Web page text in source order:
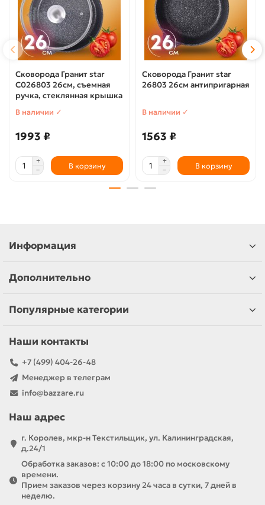
Сковорода Гранит star
С026803 26см, съемная
ручка, стеклянная крышка
В наличии ✓
1993 ₽
В корзину
Сковорода Гранит star
26803 26см антипригарная
В наличии ✓
1563 ₽
В корзину
Информация
Дополнительно
Популярные категории
Наши контакты
+7 (499) 404-26-48
Менеджер в телеграм
info@bazzare.ru
Наш адрес
г. Королев, мкр-н Текстильщик, ул. Калининградская,
д.24/1
Обработка заказов: с 10:00 до 18:00 по московскому
времени.
Прием заказов через корзину 24 часа в сутки, 7 дней в
неделю.